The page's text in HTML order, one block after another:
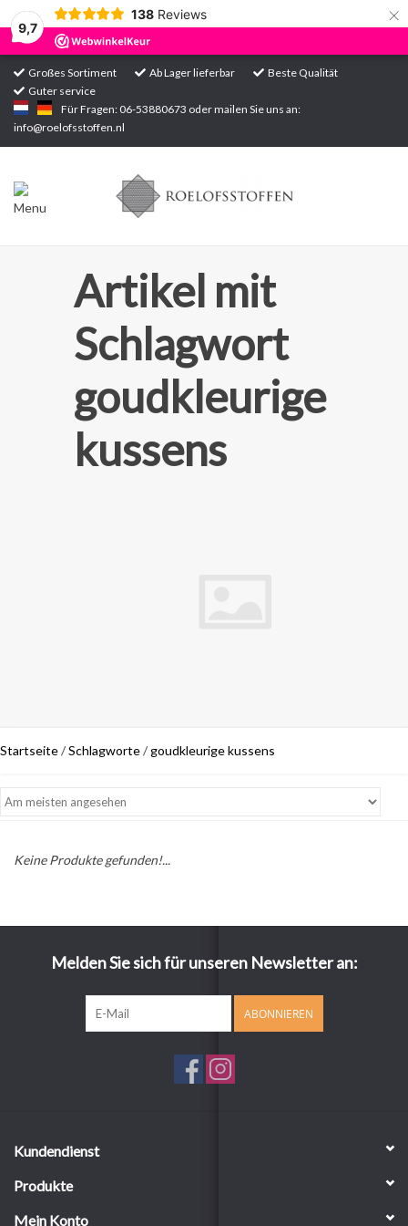
9,7
138 Reviews ×
Großes Sortiment Ab Lager lieferbar
Beste Qualität
Guter service
Für Fragen: 06-53880673 oder mailen Sie uns an:
info@roelofsstoffen.nl
Startseite
Sortiment
Artikel mit
Schlagwort
goudkleurige
kussens
Startseite/Schlagworte/goudkleurige kussens
Keine Produkte gefunden!...
Melden Sie sich für unseren Newsletter an:
ABONNIEREN
Kundendienst
Produkte
Mein Konto